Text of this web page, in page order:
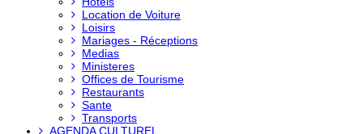
Location de Voiture
Loisirs
Mariages - Réceptions
Medias
Ministeres
Offices de Tourisme
Restaurants
Sante
Transports
AGENDA CULTUREL